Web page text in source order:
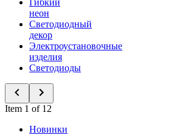
Гибкий
неон
Светодиодный
декор
Электроустановочные
изделия
Светодиоды
Item 1 of 12
Новинки